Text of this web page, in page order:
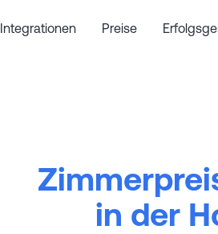
Integrationen Preise
in der